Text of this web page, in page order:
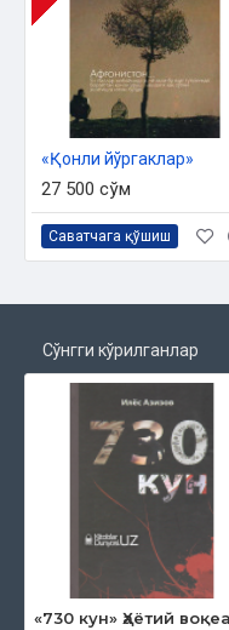
«Қонли йўргаклар»
27 500 сўм
Саватчага қўшиш
Сўнгги кўрилганлар